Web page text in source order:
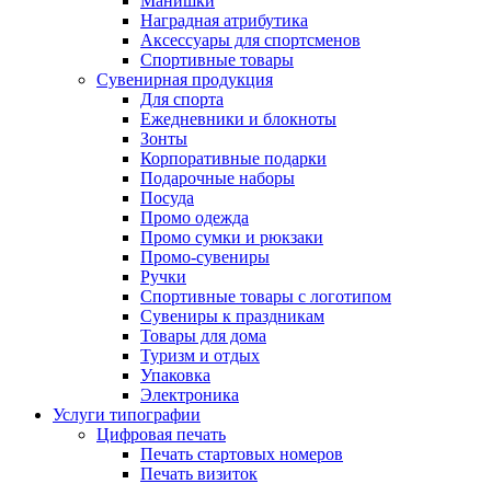
Наградная атрибутика
Аксессуары для спортсменов
Спортивные товары
Сувенирная продукция
Для спорта
Ежедневники и блокноты
Зонты
Корпоративные подарки
Подарочные наборы
Посуда
Промо одежда
Промо сумки и рюкзаки
Промо-сувениры
Ручки
Спортивные товары с логотипом
Сувениры к праздникам
Товары для дома
Туризм и отдых
Упаковка
Электроника
Услуги типографии
Цифровая печать
Печать стартовых номеров
Печать визиток